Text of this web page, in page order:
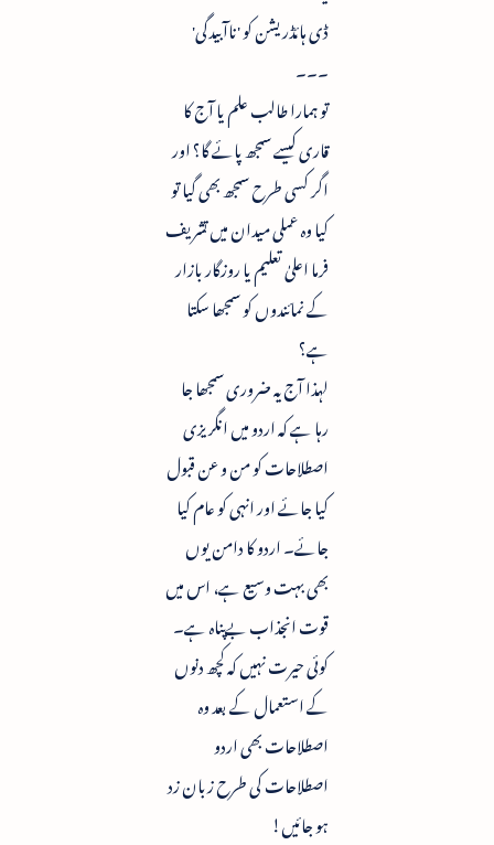
ڈی ہائڈریشن کو 'ناآبیدگی'
۔۔۔
تو ہمارا طالب علم یا آج کا
قاری کیسے سمجھ پائے گا؟ اور
اگر کسی طرح سمجھ بھی گیا تو
کیا وہ عملی میدان میں تشریف
فرما اعلیٰ تعلیم یا روزگار بازار
کے نمائندوں کو سمجھا سکتا
ہے؟
لہذا آج یہ ضروری سمجھا جا
رہا ہے کہ اردو میں انگریزی
اصطلاحات کو من و عن قبول
کیا جائے اور انہی کو عام کیا
جائے۔ اردو کا دامن یوں
بھی بہت وسیع ہے، اس میں
قوت انجذاب بےپناہ ہے۔
کوئی حیرت نہیں کہ کچھ دنوں
کے استعمال کے بعد وہ
اصطلاحات بھی اردو
اصطلاحات کی طرح زبان زد
ہو جائیں!